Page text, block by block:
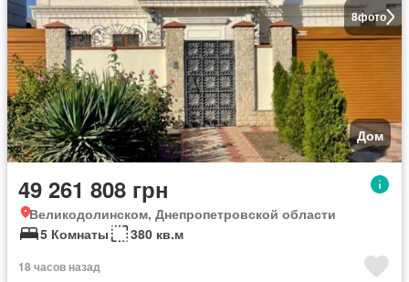
8фото
Дом
49 261 808 грн
Великодолинском, Днепропетровской области
5 Комнаты
380 кв.м
18 часов назад